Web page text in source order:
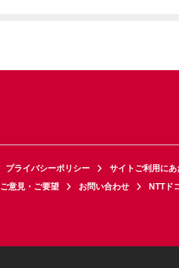
プライバシーポリシー サイトご利用にあ
ご意見・ご要望 お問い合わせ NTTド